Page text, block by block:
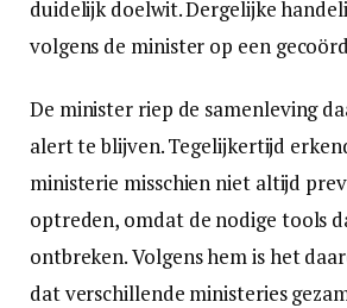
duidelijk doelwit. Dergelijke
volgens de minister op een
De minister riep de samenleving
alert te blijven. Tegelijkertijd
ministerie misschien niet altijd
optreden, omdat de nodige tools
ontbreken. Volgens hem is het
dat verschillende ministeries